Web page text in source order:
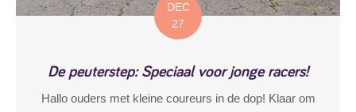
DEC
27
De peuterstep: Speciaal voor jonge racers!
Hallo ouders met kleine coureurs in de dop! Klaar om